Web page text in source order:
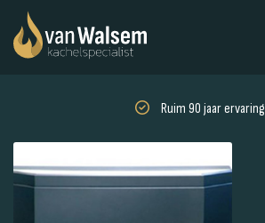
Ruim 90 jaar ervaring